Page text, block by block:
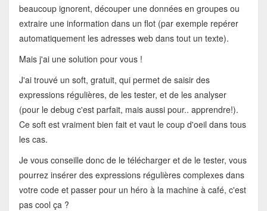
beaucoup ignorent, découper une données en groupes ou
extraire une information dans un flot (par exemple repérer
automatiquement les adresses web dans tout un texte).
Mais j'ai une solution pour vous !
J'ai trouvé un soft, gratuit, qui permet de saisir des
expressions régulières, de les tester, et de les analyser
(pour le debug c'est parfait, mais aussi pour.. apprendre!).
Ce soft est vraiment bien fait et vaut le coup d'oeil dans tous
les cas.
Je vous conseille donc de le télécharger et de le tester, vous
pourrez insérer des expressions régulières complexes dans
votre code et passer pour un héro à la machine à café, c'est
pas cool ça ?